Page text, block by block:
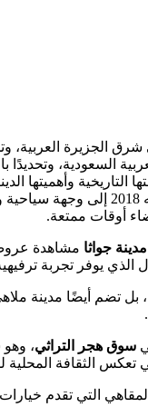
شرق الجزيرة
السعودية،
التاريخية وأهميتها
الإسلام، بل تحولت في
أوقات ممتعة.
مدينة جواثا مشاهدة عروض
الذي يوفر تجربة
بل تضم أيضًا مدينة
سوق هجر التراثي،
تعكس الثقافة
التي تقدم